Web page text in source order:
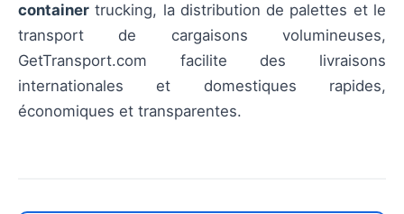
container trucking, la distribution de palettes et le
transport de cargaisons volumineuses,
GetTransport.com facilite des livraisons
internationales et domestiques rapides,
économiques et transparentes.